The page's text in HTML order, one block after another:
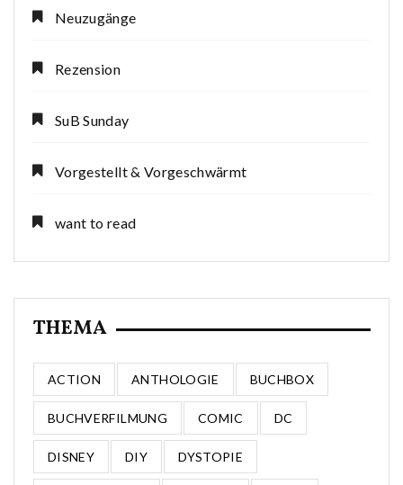
Neuzugänge
Rezension
SuB Sunday
Vorgestellt & Vorgeschwärmt
want to read
THEMA
ACTION ANTHOLOGIE BUCHBOX
BUCHVERFILMUNG COMIC DC
DISNEY DIY DYSTOPIE